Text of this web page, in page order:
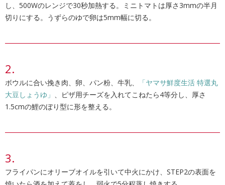
し、500Wのレンジで30秒加熱する。ミニトマトは厚さ3mmの半月
切りにする。うずらのゆで卵は5mm幅に切る。
ボウルに合い挽き肉、卵、パン粉、牛乳、
「ヤマサ鮮度生活 特選丸
大豆しょうゆ」 、ピザ用チーズを入れてこねたら4等分し、厚さ
1.5cmの鯉のぼり型に形を整える。
フライパンにオリーブオイルを引いて中火にかけ、STEP2の表面を